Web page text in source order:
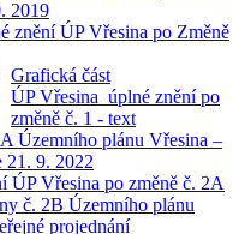
2019
znění ÚP Vřesina po Změně
Grafická část
ÚP Vřesina_úplné znění po
změně č. 1 - text
Územního plánu Vřesina –
21. 9. 2022
ÚP Vřesina po změně č. 2A
č. 2B Územního plánu
projednání